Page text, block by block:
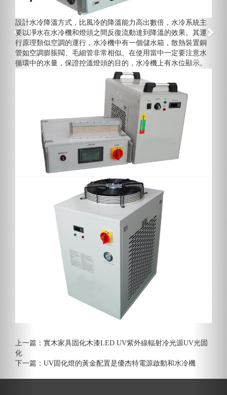
設計水冷降溫方式，比風冷的降溫能力高出數倍，水冷系統主
要以凈水在水冷機和燈頭之間反復流動達到降溫的效果。其運
行原理類似空調的運行，水冷機中有一個儲水箱，散熱裝置銅
管如空調膨脹閥、毛細管非常相似。在使用當中一定要注意水
循環中的水量，保證控溫燈頭的目的，水冷機上有水位顯示。
上一篇： 實木家具固化木漆LED UV紫外線輻射冷光源UV光固
化
下一篇： UV固化燈的黃金配置是優杰特電源啟動和水冷機